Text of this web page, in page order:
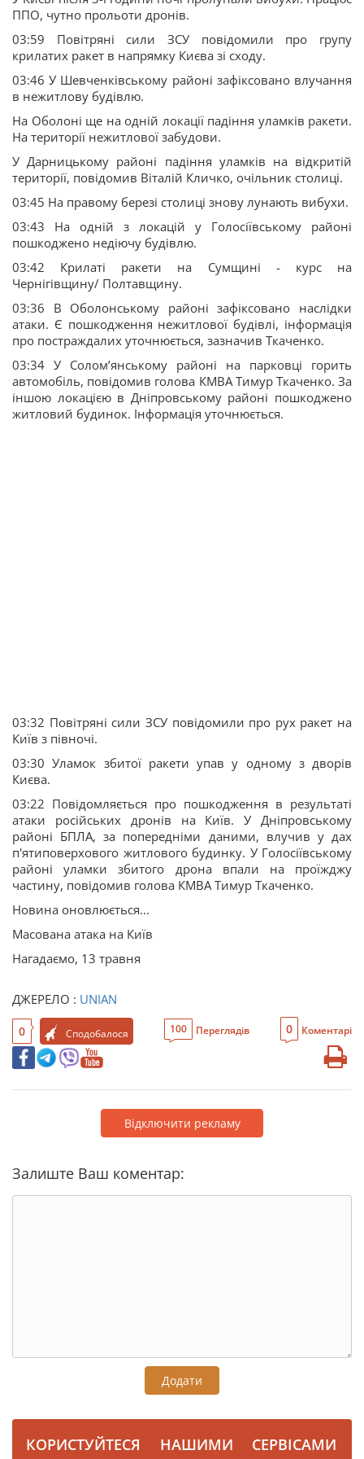
ППО, чутно прольоти дронів.
03:59 Повітряні сили ЗСУ повідомили про групу
крилатих ракет в напрямку Києва зі сходу.
03:46 У Шевченківському районі зафіксовано влучання
в нежитлову будівлю.
На Оболоні ще на одній локації падіння уламків ракети.
На території нежитлової забудови.
У Дарницькому районі падіння уламків на відкритій
території, повідомив Віталій Кличко, очільник столиці.
03:45 На правому березі столиці знову лунають вибухи.
03:43 На одній з локацій у Голосіївському районі
пошкоджено недіючу будівлю.
03:42 Крилаті ракети на Сумщині - курс на
Чернігівщину/ Полтавщину.
03:36 В Оболонському районі зафіксовано наслідки
атаки. Є пошкодження нежитлової будівлі, інформація
про постраждалих уточнюється, зазначив Ткаченко.
03:34 У Соломʼянському районі на парковці горить
автомобіль, повідомив голова КМВА Тимур Ткаченко. За
іншою локацією в Дніпровському районі пошкоджено
житловий будинок. Інформація уточнюється.
03:32 Повітряні сили ЗСУ повідомили про рух ракет на
Київ з півночі.
03:30 Уламок збитої ракети упав у одному з дворів
Києва.
03:22 Повідомляється про пошкодження в результаті
атаки російських дронів на Київ. У Дніпровському
районі БПЛА, за попередніми даними, влучив у дах
п'ятиповерхового житлового будинку. У Голосіївському
районі уламки збитого дрона впали на проїжджу
частину, повідомив голова КМВА Тимур Ткаченко.
Новина оновлюється...
Масована атака на Київ
Нагадаємо, 13 травня
ДЖЕРЕЛО : UNIAN
0 Сподобалося 100 Переглядів 0 Коментарі
Відключити рекламу
Залиште Ваш коментар:
Додати
КОРИСТУЙТЕСЯ НАШИМИ СЕРВІСАМИ